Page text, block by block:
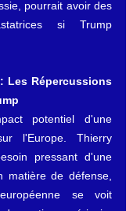
pourrait avoir des
si Trump
Les Répercussions
potentiel d'une
l'Europe. Thierry
pressant d'une
matière de défense,
se voit